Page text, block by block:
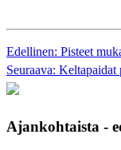
Edellinen: Pisteet
Seuraava:
Ajankohtaista -